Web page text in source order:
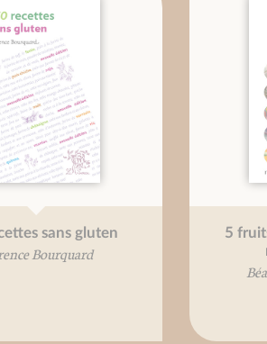
sans gluten
Bourquard
5